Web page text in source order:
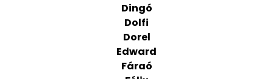
Dingó
Dolfi
Dorel
Edward
Fáraó